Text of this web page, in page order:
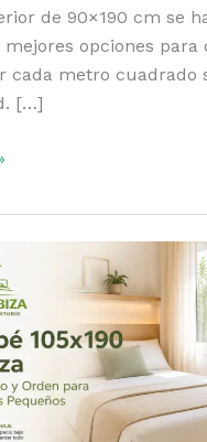
de 90×190 cm se
mejores opciones para
cada metro cuadrado
[…]